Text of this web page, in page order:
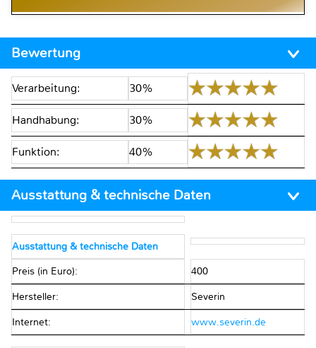
Bewertung
Verarbeitung: 30%
Handhabung: 30%
Funktion: 40%
Ausstattung & technische Daten
Ausstattung & technische Daten
Preis (in Euro): 400
Hersteller: Severin
Internet: www.severin.de